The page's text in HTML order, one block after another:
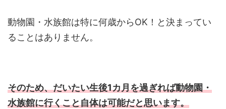
動物園・水族館は特に何歳からOK！と決まってい
ることはありません。
そのため、だいたい生後1カ月を過ぎれば動物園・
水族館に行くこと自体は可能だと思います。